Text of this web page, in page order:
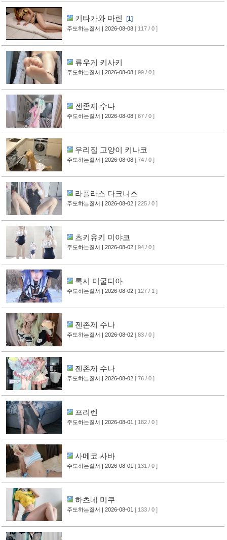
키타가와 마린 [1]
주도하는질서 | 2026-08-08 [ 117 / 0 ]
류우게 키사키
주도하는질서 | 2026-08-08 [ 99 / 0 ]
젠존제 수나
주도하는질서 | 2026-08-08 [ 67 / 0 ]
우리집 고양이 키나코
주도하는질서 | 2026-08-08 [ 74 / 0 ]
라플라스 다크니스
주도하는질서 | 2026-08-02 [ 225 / 0 ]
츠키유키 미야코
주도하는질서 | 2026-08-02 [ 94 / 0 ]
록시 미굴디아
주도하는질서 | 2026-08-02 [ 127 / 1 ]
젠존제 수나
주도하는질서 | 2026-08-02 [ 83 / 0 ]
젠존제 수나
주도하는질서 | 2026-08-02 [ 76 / 0 ]
프리렌
주도하는질서 | 2026-08-01 [ 182 / 0 ]
사메코 사바
주도하는질서 | 2026-08-01 [ 131 / 0 ]
하츠네 미쿠
주도하는질서 | 2026-08-01 [ 133 / 0 ]